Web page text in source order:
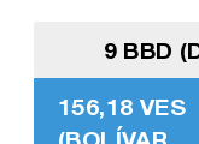
9 BBD
156,18 VES
(BOLÍVAR